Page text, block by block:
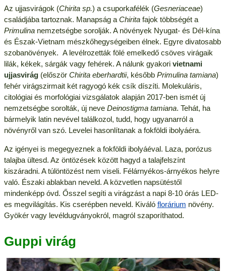
Az ujjasvirágok (Chirita sp.) a csuporkafélék (Gesneriaceae)
családjába tartoznak. Manapság a Chiritafajok többségét a
Primulinanemzetségbe sorolják. A növények Nyugat- és Dél-kína
és Észak-Vietnam mészkőhegységeiben élnek. Egyre divatosabb
szobanövények. A levélrozetták fölé emelkedő csöves virágaik
lilák, kékek, sárgák vagy fehérek. A nálunk gyakori vietnami
ujjasvirág(először Chirita eberhardtii, később Primulina tamiana)
fehér virágszirmait két ragyogó kék csík díszíti. Molekuláris,
citológiai és morfológiai vizsgálatok alapján 2017-ben ismét új
nemzetségbe sorolták, új neve Deinostigma tamiana. Tehát, ha
bármelyik latin nevével találkozol, tudd, hogy ugyanarról a
növényről van szó. Levelei hasonlítanak a fokföldi ibolyáéra.
Az igényei is megegyeznek a fokföldi ibolyáéval. Laza, porózus
talajba ültesd. Az öntözések között hagyd a talajfelszínt
kiszáradni. A túlöntözést nem viseli. Félárnyékos-árnyékos helyre
való. Északi ablakban neveld. A közvetlen napsütéstől
mindenképp óvd. Ősszel segíti a virágzást a napi 8-10 órás LED-
es megvilágítás. Kis cserépben neveld. Kiváló florárium növény.
Gyökér vagy levéldugványokról, magról szaporíthatod.
Guppi virág